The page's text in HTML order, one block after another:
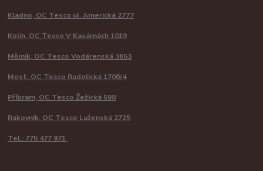
Kladno, OC Tesco ul. Americká 2777
Kolín, OC Tesco V Kasárnách 1019
Mělník, OC Tesco Vodárenská 3653
Most, OC Tesco Rudolická 1706/4
Příbram, OC Tesco Žežická 598
Rakovník, OC Tesco Luženská 2725
Tel.: 775 477 971